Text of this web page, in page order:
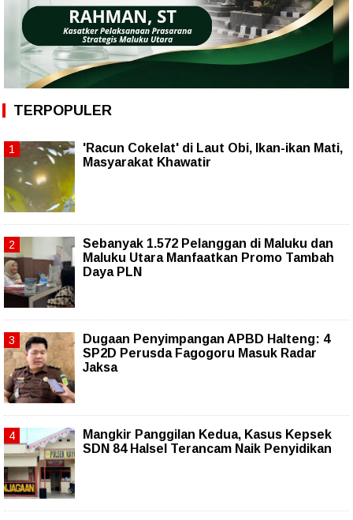
TERPOPULER
'Racun Cokelat' di Laut Obi, Ikan-ikan Mati,
Masyarakat Khawatir
Sebanyak 1.572 Pelanggan di Maluku dan
Maluku Utara Manfaatkan Promo Tambah
Daya PLN
Dugaan Penyimpangan APBD Halteng: 4
SP2D Perusda Fagogoru Masuk Radar
Jaksa
Mangkir Panggilan Kedua, Kasus Kepsek
SDN 84 Halsel Terancam Naik Penyidikan